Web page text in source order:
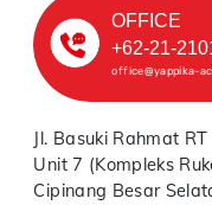
OFFICE
+62-21-
office@yappika-
Jl. Basuki Rahmat
Unit 7 (Kompleks
Cipinang Besar